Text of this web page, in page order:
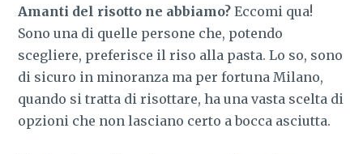
Amanti del risotto ne abbiamo? Eccomi qua!
Sono una di quelle persone che, potendo
scegliere, preferisce il riso alla pasta. Lo so, sono
di sicuro in minoranza ma per fortuna Milano,
quando si tratta di risottare, ha una vasta scelta di
opzioni che non lasciano certo a bocca asciutta.